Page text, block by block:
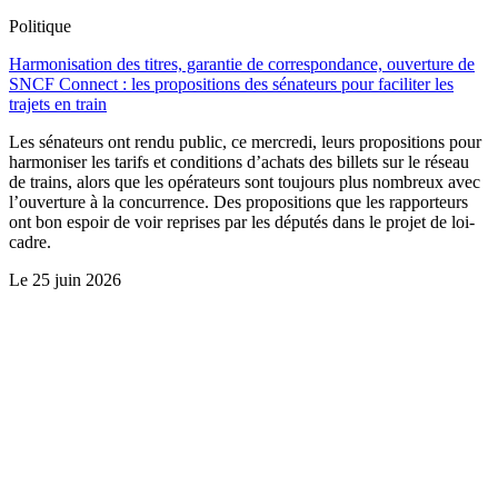
Politique
Harmonisation des titres, garantie de correspondance, ouverture de
SNCF Connect : les propositions des sénateurs pour faciliter les
trajets en train
Les sénateurs ont rendu public, ce mercredi, leurs propositions pour
harmoniser les tarifs et conditions d’achats des billets sur le réseau
de trains, alors que les opérateurs sont toujours plus nombreux avec
l’ouverture à la concurrence. Des propositions que les rapporteurs
ont bon espoir de voir reprises par les députés dans le projet de loi-
cadre.
Le 25 juin 2026